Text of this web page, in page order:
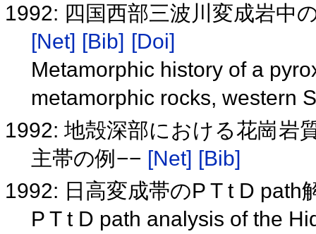
1992: 四国西部三波川変成岩中
[Net] [Bib] [Doi]
Metamorphic history of a
metamorphic rocks, western
1992: 地殻深部における花崗岩
主帯の例−− [Net] [Bib]
1992: 日高変成帯のP T t D
P T t D path analysis of the